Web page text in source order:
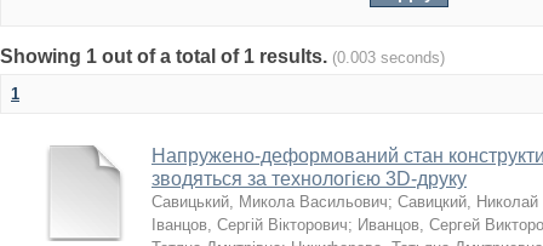
Showing 1 out of a total of 1 results. (0.003 seconds)
1
Напружено-деформований стан
зводяться за технологією 3D-друку
Савицький, Микола Васильович; Савицкий,
Іванцов, Сергій Вікторович; Иванцов, Сергей